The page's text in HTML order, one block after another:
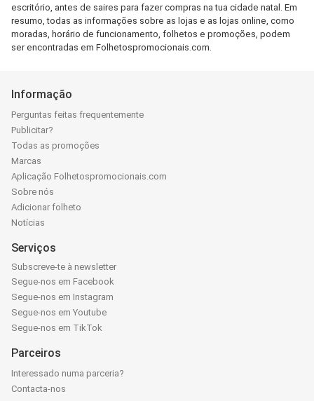
escritório, antes de saires para fazer compras na tua cidade natal. Em
resumo, todas as informações sobre as lojas e as lojas online, como
moradas, horário de funcionamento, folhetos e promoções, podem
ser encontradas em Folhetospromocionais.com.
Informação
Perguntas feitas frequentemente
Publicitar?
Todas as promoções
Marcas
Aplicação Folhetospromocionais.com
Sobre nós
Adicionar folheto
Notícias
Serviços
Subscreve-te à newsletter
Segue-nos em Facebook
Segue-nos em Instagram
Segue-nos em Youtube
Segue-nos em TikTok
Parceiros
Interessado numa parceria?
Contacta-nos